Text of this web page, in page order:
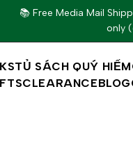
📚 Free Media Mail
only
TỦ SÁCH QUÝ HIẾM
CLEARANCEBLOG